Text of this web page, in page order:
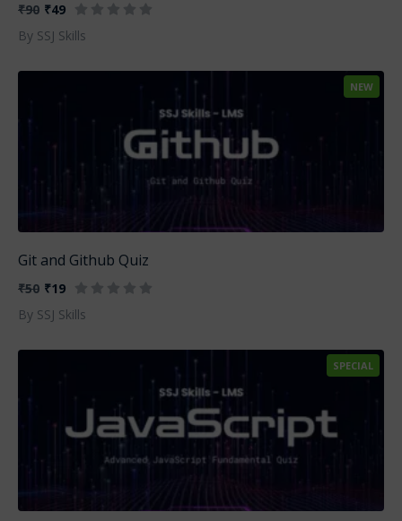
₹90 ₹49
By SSJ Skills
NEW
Git and Github Quiz
₹50 ₹19
By SSJ Skills
SPECIAL